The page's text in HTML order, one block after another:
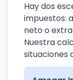
Hay dos
impuestos:
neto o
Nuestra
situaciones